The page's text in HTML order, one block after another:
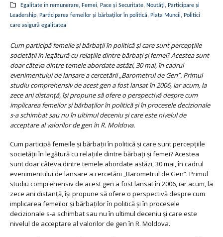
Egalitate în remunerare, Femei, Pace și Securitate, Noutăți, Participare și
Leadership, Participarea femeilor și bărbaților în politică, Piața Muncii, Politici
care asigură egalitatea
Cum participă femeile şi bărbații în politică și care sunt percepțiile
societății în legătură cu relațiile dintre bărbați și femei? Acestea sunt
doar câteva dintre temele abordate astăzi, 30 mai, în cadrul
evenimentului de lansare a cercetării „Barometrul de Gen”. Primul
studiu comprehensiv de acest gen a fost lansat în 2006, iar acum, la
zece ani distanță, își propune să ofere o perspectivă despre cum
implicarea femeilor şi bărbaților în politică şi în procesele decizionale
s-a schimbat sau nu în ultimul deceniu și care este nivelul de
acceptare al valorilor de gen în R. Moldova.
Cum participă femeile şi bărbații în politică și care sunt percepțiile
societății în legătură cu relațiile dintre bărbați și femei? Acestea
sunt doar câteva dintre temele abordate astăzi, 30 mai, în cadrul
evenimentului de lansare a cercetării „Barometrul de Gen”. Primul
studiu comprehensiv de acest gen a fost lansat în 2006, iar acum, la
zece ani distanță, își propune să ofere o perspectivă despre cum
implicarea femeilor şi bărbaților în politică şi în procesele
decizionale s-a schimbat sau nu în ultimul deceniu și care este
nivelul de acceptare al valorilor de gen în R. Moldova.